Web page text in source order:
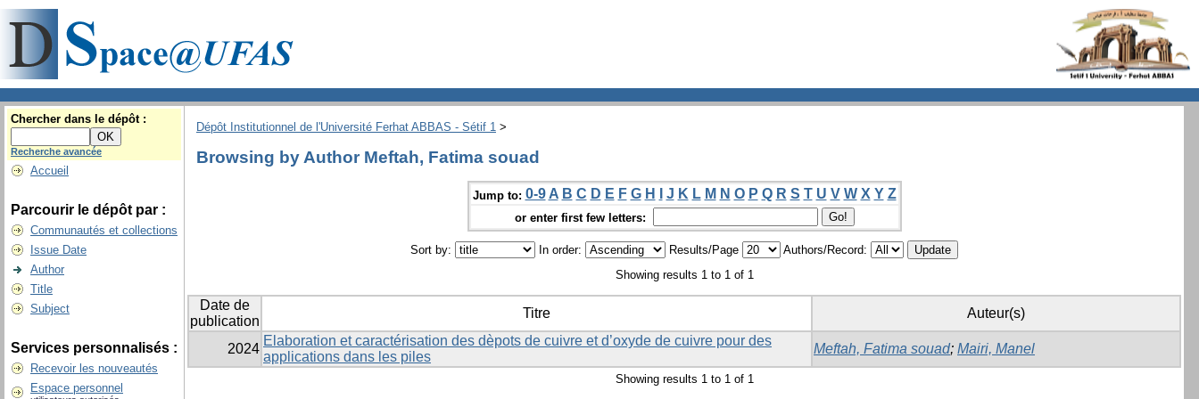
Chercher dans le dépôt :
Recherche avancée
Accueil
Parcourir le dépôt par :
Communautés et collections
Issue Date
Author
Title
Subject
Services personnalisés :
Recevoir les nouveautés
Espace personnel
Dépôt Institutionnel de l'Université Ferhat ABBAS - Sétif 1 >
Browsing by Author Meftah, Fatima souad
Jump to: 0-9 A B C D E F G H J K L M N O P Q R S T U V W X Y Z
or enter first few letters:
Sort by: In order: Results/Page
Authors/Record:
Showing results 1 to 1 of 1
Date de
publication
Titre Auteur(s)
2024
Elaboration et caractérisation des dèpots de cuivre et d’oxyde de cuivre pour des
applications dans les piles
Meftah, Fatima souad; Mairi, Manel
Showing results 1 to 1 of 1